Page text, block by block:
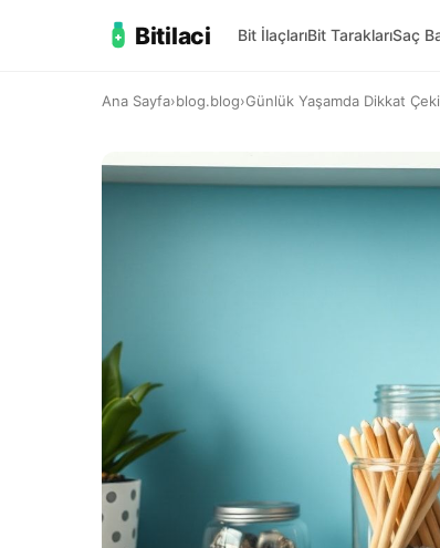
Bitilaci Bit İlaçlarıBit TaraklarıSaç
Ana Sayfa›blog.blog›Günlük Yaşamda Dikkat